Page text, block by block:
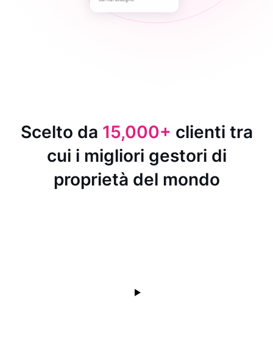
Scelto da 15,000+ clienti tra
cui i migliori gestori di
proprietà del mondo